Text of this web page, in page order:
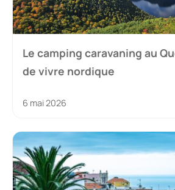
Le camping caravaning au
de vivre nordique
6 mai 2026